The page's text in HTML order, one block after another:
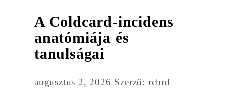
A Coldcard-incidens
anatómiája és
tanulságai
augusztus 2, 2026 Szerző: rchrd